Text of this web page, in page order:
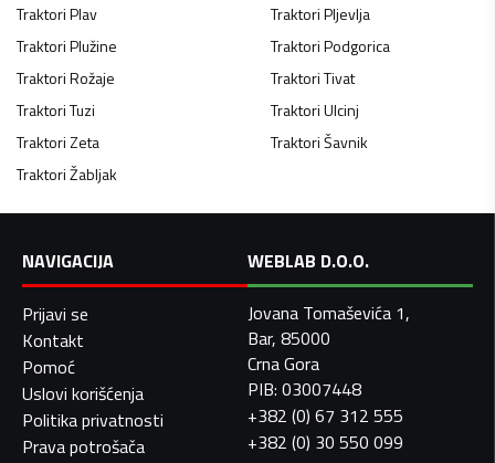
TraktoriPlav TraktoriPljevlja
TraktoriPlužine TraktoriPodgorica
TraktoriRožaje TraktoriTivat
TraktoriTuzi TraktoriUlcinj
TraktoriZeta TraktoriŠavnik
TraktoriŽabljak
NAVIGACIJA
Prijavi se
Kontakt
Pomoć
Uslovi korišćenja
Politika privatnosti
Prava potrošača
WEBLAB D.O.O.
Jovana Tomaševića 1,
Bar, 85000
Crna Gora
PIB: 03007448
+382 (0) 67 312 555
+382 (0) 30 550 099